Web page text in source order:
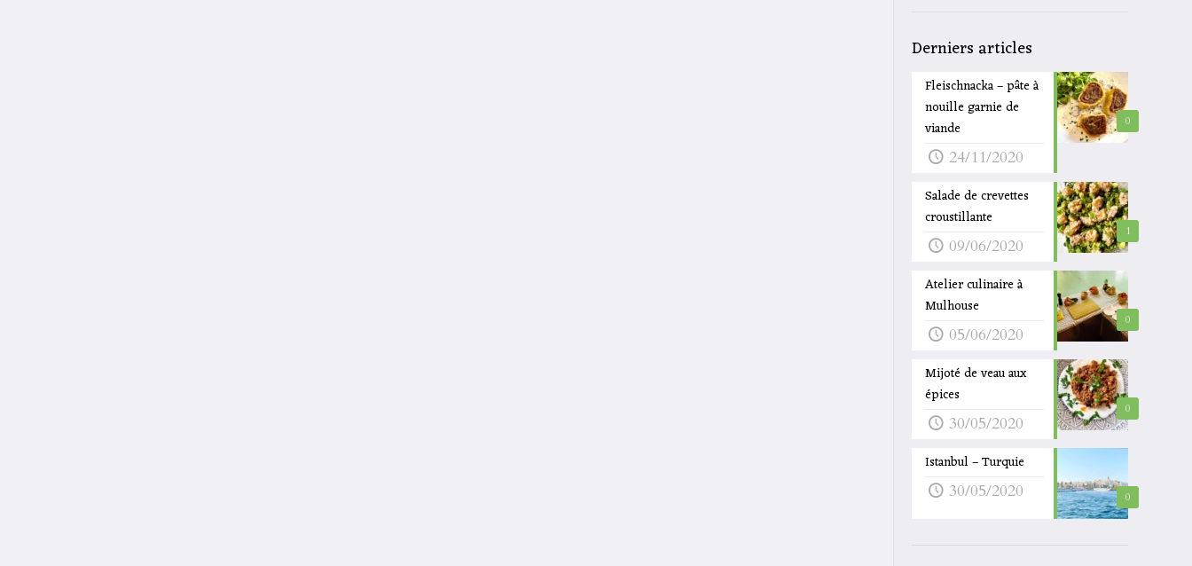
Derniers articles
0
Fleischnacka – pâte à
nouille garnie de
viande
24/11/2020
1
Salade de crevettes
croustillante
09/06/2020
0
Atelier culinaire à
Mulhouse
05/06/2020
0
Mijoté de veau aux
épices
30/05/2020
0
Istanbul – Turquie
30/05/2020